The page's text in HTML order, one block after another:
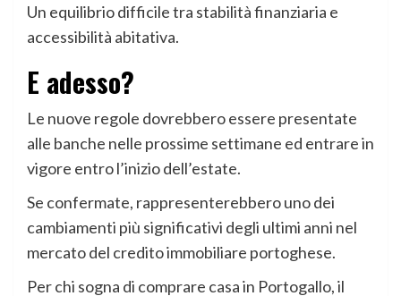
Un equilibrio difficile tra stabilità finanziaria e
accessibilità abitativa.
E adesso?
Le nuove regole dovrebbero essere presentate
alle banche nelle prossime settimane ed entrare in
vigore entro l’inizio dell’estate.
Se confermate, rappresenterebbero uno dei
cambiamenti più significativi degli ultimi anni nel
mercato del credito immobiliare portoghese.
Per chi sogna di comprare casa in Portogallo, il